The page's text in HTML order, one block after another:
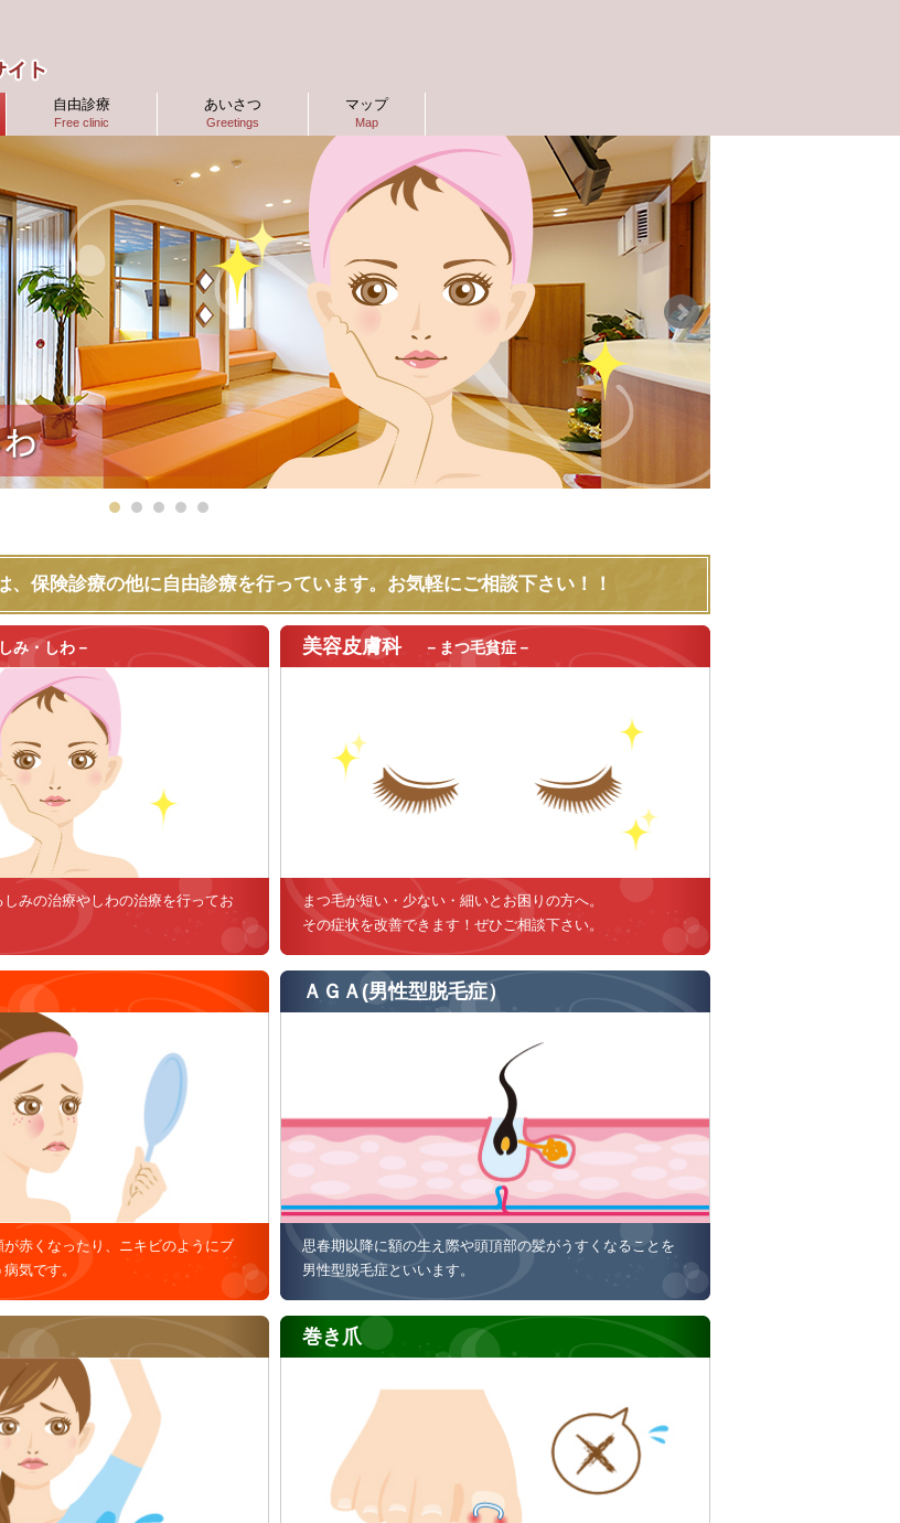
自由診療
Free clinic
あいさつ
Greetings
マップ
Map
、保険診療の他に自由診療を行っています。お気軽にご相談下さい！！
み・しわ－
みの治療やしわの治療を行ってお
美容皮膚科 －まつ毛貧症－
まつ毛が短い・少ない・細いとお困りの方へ。
その症状を改善できます！ぜひご相談下さい。
赤くなったり、ニキビのようにブ
病気です。
ＡＧＡ(男性型脱毛症）
思春期以降に額の生え際や頭頂部の髪がうすくなることを
男性型脱毛症といいます。
巻き爪